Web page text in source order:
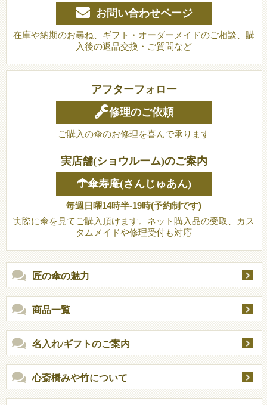
お問い合わせページ
在庫や納期のお尋ね、ギフト・オーダーメイドのご相談、購
入後の返品交換・ご質問など
アフターフォロー
修理のご依頼
ご購入の傘のお修理を喜んで承ります
実店舗(ショウルーム)のご案内
☂傘寿庵(さんじゅあん)
毎週日曜14時半-19時(予約制です)
実際に傘を見てご購入頂けます。ネット購入品の受取、カス
タムメイドや修理受付も対応
匠の傘の魅力
商品一覧
名入れ/ギフトのご案内
心斎橋みや竹について